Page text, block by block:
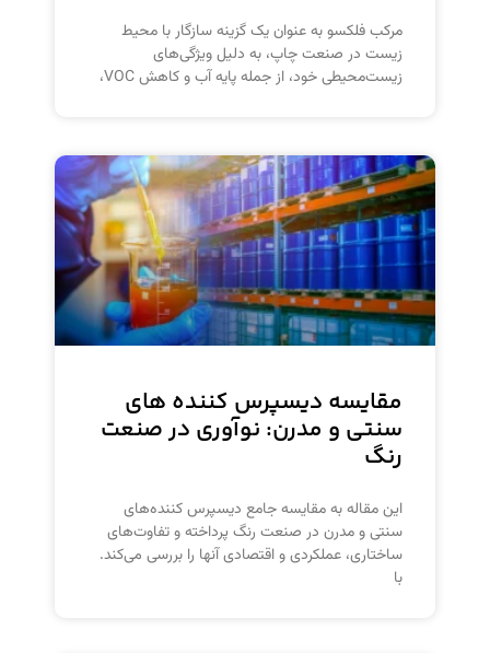
مرکب فلکسو به عنوان یک گزینه سازگار با محیط
زیست در صنعت چاپ، به دلیل ویژگی‌های
زیست‌محیطی خود، از جمله پایه آب و کاهش VOC،
مقایسه دیسپرس کننده‌ های
سنتی و مدرن: نوآوری در صنعت
رنگ
این مقاله به مقایسه جامع دیسپرس کننده‌های
سنتی و مدرن در صنعت رنگ پرداخته و تفاوت‌های
ساختاری، عملکردی و اقتصادی آنها را بررسی می‌کند.
با